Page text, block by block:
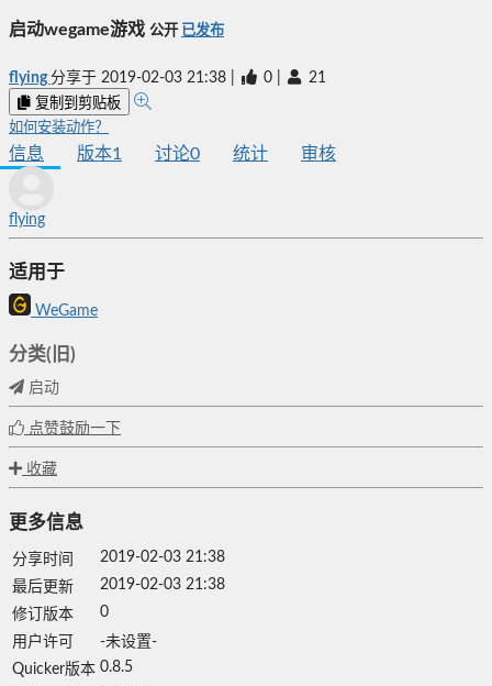
启动wegame游戏 公开 已发布
flying分享于 2019-02-03 21:38 0 21
复制到剪贴板
如何安装动作？
信息 版本1 讨论0 统计 审核
flying
适用于
WeGame
分类(旧)
启动
点赞鼓励一下
收藏
更多信息
分享时间
2019-02-03 21:38
最后更新
2019-02-03 21:38
修订版本
0
用户许可
-未设置-
Quicker版本 0.8.5